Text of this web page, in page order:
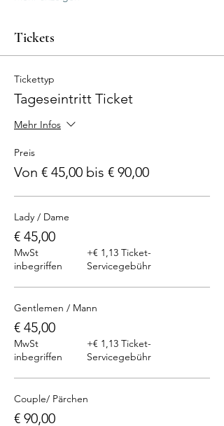
Tickets
Tickettyp
Tageseintritt Ticket
Mehr Infos
Preis
Von € 45,00 bis € 90,00
Lady / Dame
€ 45,00
MwSt
inbegriffen
+€ 1,13 Ticket-
Servicegebühr
Gentlemen / Mann
€ 45,00
MwSt
inbegriffen
+€ 1,13 Ticket-
Servicegebühr
Couple/ Pärchen
€ 90,00